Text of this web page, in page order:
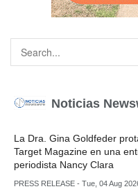
Noticias
La Dra. Gina Goldfeder
Target Magazine en una
periodista Nancy Clara
PRESS RELEASE - Tue, 04 Aug